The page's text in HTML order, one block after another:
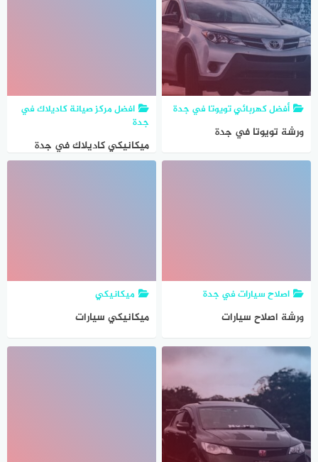
أفضل كهربائي تويوتا في جدة
ورشة تويوتا في جدة
افضل مركز صيانة كاديلاك في
جدة
ميكانيكي كاديلاك في جدة
اصلاح سيارات في جدة
ورشة اصلاح سيارات
ميكانيكي
ميكانيكي سيارات